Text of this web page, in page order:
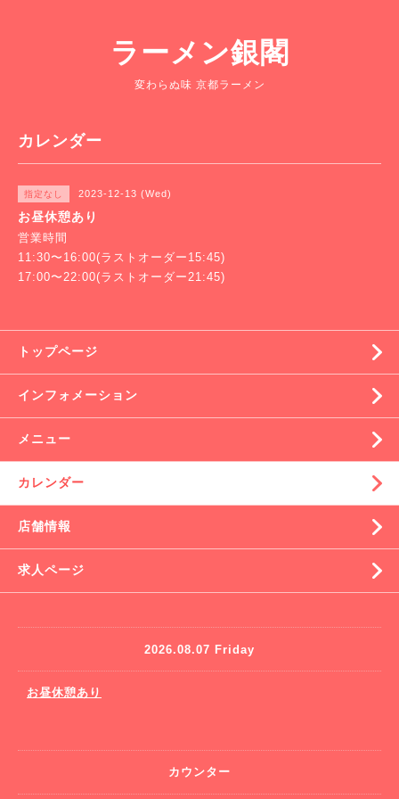
ラーメン銀閣
変わらぬ味 京都ラーメン
カレンダー
指定なし 2023-12-13 (Wed)
お昼休憩あり
営業時間
11:30〜16:00(ラストオーダー15:45)
17:00〜22:00(ラストオーダー21:45)
トップページ
インフォメーション
メニュー
カレンダー
店舗情報
求人ページ
2026.08.07 Friday
お昼休憩あり
カウンター